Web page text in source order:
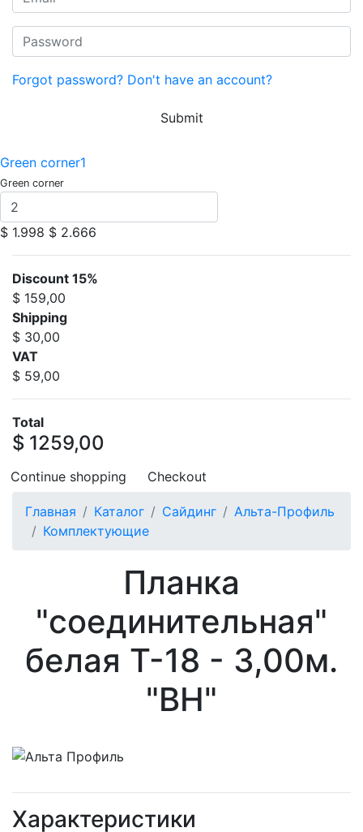
Forgot password? Don't have an account?
Submit
Green corner1
Green corner
$ 1.998 $ 2.666
Discount 15%
$ 159,00
Shipping
$ 30,00
VAT
$ 59,00
Total
$ 1259,00
Continue shopping Checkout
Главная Каталог Сайдинг
Альта-Профиль
Комплектующие
Планка
"соединительная"
белая Т-18 - 3,00м.
"BH"
Характеристики